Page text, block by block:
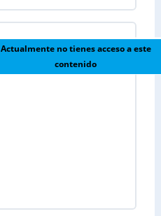
Actualmente no tienes acceso a este
contenido